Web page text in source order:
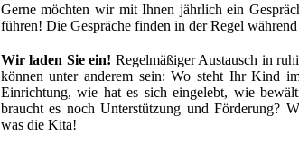
Gerne möchten wir mit Ihnen jährlich ein
führen! Die Gespräche finden in der Regel
Wir laden Sie ein! Regelmäßiger Austausch in
können unter anderem sein: Wo steht Ihr Kind
Einrichtung, wie hat es sich eingelebt, wie
braucht es noch Unterstützung und Förderung?
was die Kita!